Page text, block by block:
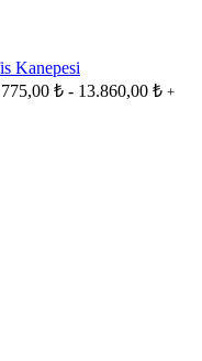
Kanepesi
₺ - 13.860,00 ₺ +